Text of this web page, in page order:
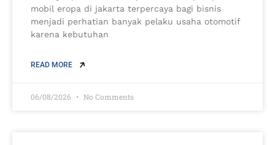
mobil eropa di jakarta terpercaya bagi bisnis
menjadi perhatian banyak pelaku usaha otomotif
karena kebutuhan
READ MORE
06/08/2026 No Comments